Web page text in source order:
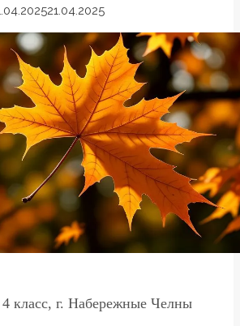
21.04.2025
класс, г. Набережные Челны